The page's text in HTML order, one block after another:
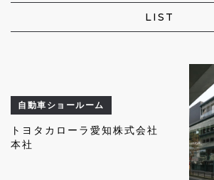
LIST
自動車ショールーム
トヨタカローラ愛知株式会社
本社